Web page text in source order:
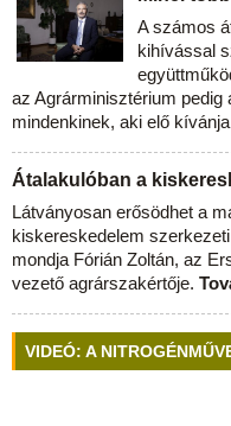
A számos
kihívással
az Agrárminisztérium pedig
mindenkinek, aki elő
Átalakulóban a
Látványosan erősödhet a
kiskereskedelem
mondja Fórián Zoltán, az
vezető agrárszakértője.
VIDEÓ: A